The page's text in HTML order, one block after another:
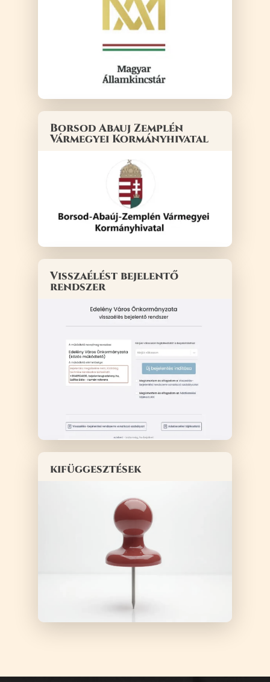
Borsod Abauj Zemplén
Vármegyei Kormányhivatal
Visszaélést bejelentő
rendszer
kifüggesztések